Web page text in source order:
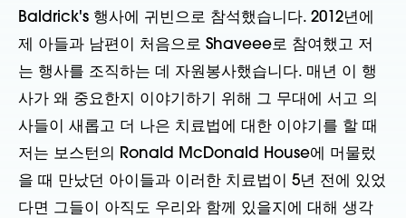
Baldrick's 행사에 귀빈으로 참석했습니다. 2012년에
제 아들과 남편이 처음으로 Shaveee로 참여했고 저
는 행사를 조직하는 데 자원봉사했습니다. 매년 이 행
사가 왜 중요한지 이야기하기 위해 그 무대에 서고 의
사들이 새롭고 더 나은 치료법에 대한 이야기를 할 때
저는 보스턴의 Ronald McDonald House에 머물렀
을 때 만났던 아이들과 이러한 치료법이 5년 전에 있었
다면 그들이 아직도 우리와 함께 있을지에 대해 생각